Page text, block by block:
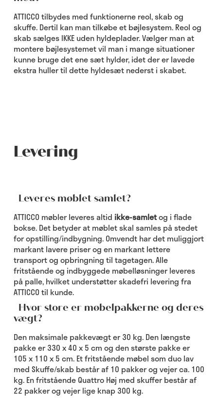
ATTICCO tilbydes med funktionerne reol, skab og
skuffe. Dertil kan man tilkøbe et bøjlesystem. Reol og
skab sælges IKKE uden hyldeplader. Vælger man at
montere bøjlesystemet vil man i mange situationer
kunne bruge det ene sæt hylder, idet der er lavede
ekstra huller til dette hyldesæt nederst i skabet.
Levering
Leveres møblet samlet?
ATTICCO møbler leveres altid ikke-samletog i flade
bokse. Det betyder at møblet skal samles på stedet
for opstilling/indbygning. Omvendt har det muliggjort
markant lavere priser og en markant lettere
transport og opbringning til tagetagen. Alle
fritstående og indbyggede møbelløsninger leveres
på palle, hvilket understøtter skadefri levering fra
ATTICCO til kunde.
Hvor store er møbelpakkerne og deres
vægt?
Den maksimale pakkevægt er 30 kg. Den længste
pakke er 330 x 40 x 5 cm og den største pakke er
105 x 110 x 5 cm. Et fritstående møbel som duo lav
med Skuffe/skab består af 10 pakker og vejer ca. 100
kg. En fritstående Quattro Høj med skuffer består af
22 pakker og vejer lige knap 300 kg.